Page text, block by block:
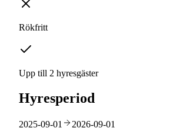
Rökfritt
Upp till 2 hyresgäster
Hyresperiod
2025-09-01 2026-09-01